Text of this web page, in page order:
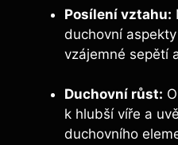
Posílení vztahu:
duchovní
vzájemné sepětí
Duchovní růst:
k hlubší víře a
duchovního